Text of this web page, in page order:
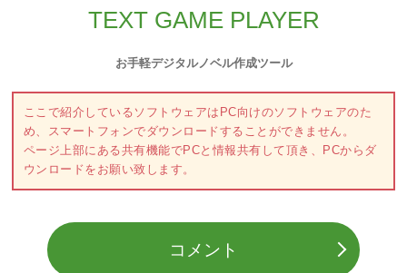
TEXT GAME PLAYER
お手軽デジタルノベル作成ツール
ここで紹介しているソフトウェアはPC向けのソフトウェアのた
め、スマートフォンでダウンロードすることができません。
ページ上部にある共有機能でPCと情報共有して頂き、PCからダ
ウンロードをお願い致します。
コメント